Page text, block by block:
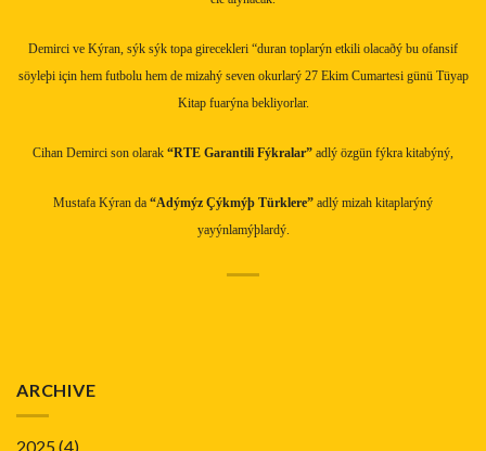
Demirci ve Kýran, sýk sýk topa girecekleri “duran toplarýn etkili olacaðý bu ofansif
söyleþi için hem futbolu hem de mizahý seven okurlarý 27 Ekim Cumartesi günü Tüyap
Kitap fuarýna bekliyorlar.
Cihan Demirci son olarak “RTE Garantili Fýkralar” adlý özgün fýkra kitabýný,
Mustafa Kýran da “Adýmýz Çýkmýþ Türklere” adlý mizah kitaplarýný
yayýnlamýþlardý.
ARCHIVE
2025(4)